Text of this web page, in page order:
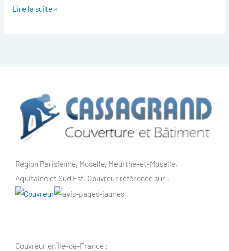
Lire la suite »
Région Parisienne, Moselle, Meurthe-et-Moselle,
Aquitaine et Sud Est. Couvreur référencé sur :
Couvreur en Île-de-France :